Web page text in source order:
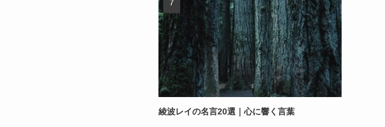
綾波レイの名言20選｜心に響く言葉